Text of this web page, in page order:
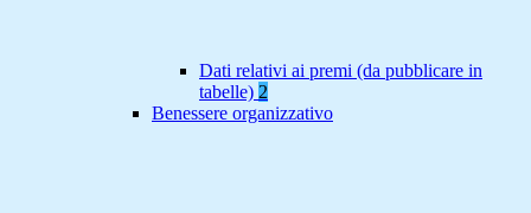
Dati relativi ai premi (da pubblicare in
tabelle) 2
Benessere organizzativo